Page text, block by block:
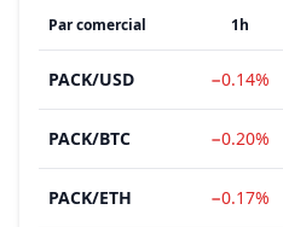
Par comercial 1h
PACK/USD −0.14%
PACK/BTC −0.20%
PACK/ETH −0.17%